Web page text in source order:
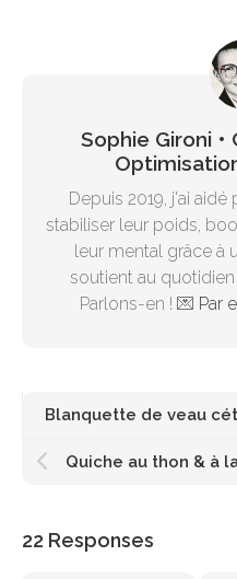
Sophie Gironi
Depuis 2019, j'ai
stabiliser leur poids,
leur mental grâce à
soutient au
Parlons-en ! 💌 Par
Blanquette de veau
Quiche au thon & à
22 Responses